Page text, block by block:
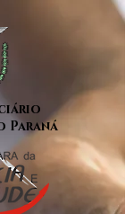
Paraná